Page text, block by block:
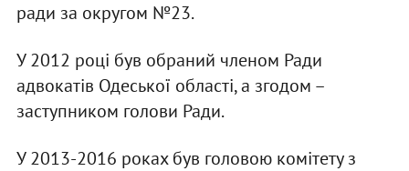
ради за округом №23.
У 2012 році був обраний членом Ради
адвокатів Одеської області, а згодом –
заступником голови Ради.
У 2013-2016 роках був головою комітету з